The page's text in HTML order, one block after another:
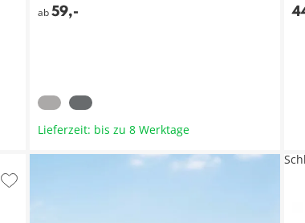
ab 59,-
Lieferzeit: bis zu 8 Werktage